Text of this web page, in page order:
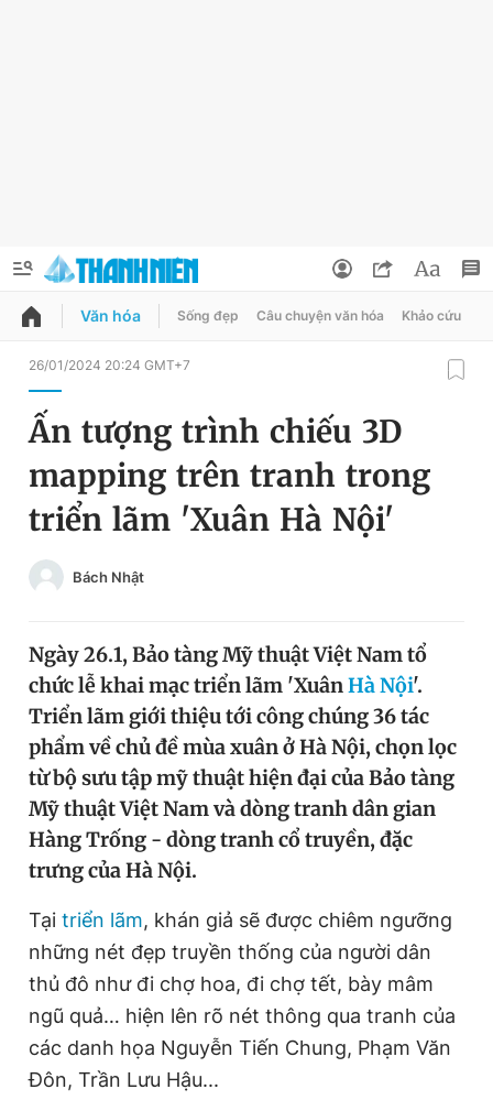
QUẢNG CÁO
Chuyên mục khác
Chào ngày mới
Video Magazine
Sản phẩm khác
Tiện ích Bạn cần biết
Đọc Thanh Niên trên điện thoại
Đổi mật khẩu
Tin đã lưu
Văn hóa Sống đẹp Câu chuyện văn hóa Khảo cứu
26/01/2024 20:24 GMT+7
Ấn tượng trình chiếu 3D
mapping trên tranh trong
triển lãm 'Xuân Hà Nội'
Bách Nhật
Ngày 26.1, Bảo tàng Mỹ thuật Việt Nam tổ
chức lễ khai mạc triển lãm 'XuânHà Nội'.
Triển lãm giới thiệu tới công chúng 36 tác
phẩm về chủ đề mùa xuân ở Hà Nội, chọn lọc
từ bộ sưu tập mỹ thuật hiện đại của Bảo tàng
Mỹ thuật Việt Nam và dòng tranh dân gian
Hàng Trống - dòng tranh cổ truyền, đặc
trưng của Hà Nội.
Tại triển lãm, khán giả sẽ được chiêm ngưỡng
những nét đẹp truyền thống của người dân
thủ đô như đi chợ hoa, đi chợ tết, bày mâm
ngũ quả… hiện lên rõ nét thông qua tranh của
các danh họa Nguyễn Tiến Chung, Phạm Văn
Đôn, Trần Lưu Hậu...